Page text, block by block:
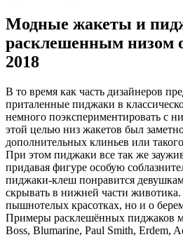
Модные жакеты и
расклешенным низом
2018
В то время как часть дизайнеров
приталенные пиджаки в
немного поэкспериментировать с
этой целью низ жакетов был
дополнительных клиньев или
При этом пиджаки все так же
придавая фигуре особую
пиджаки-клеш понравится
скрывать в нижней части
пышнотелых красотках, но и о
Примеры расклешённых пиджаков
Boss, Blumarine, Paul Smith, Erdem,